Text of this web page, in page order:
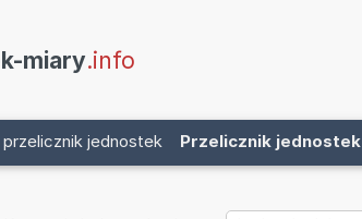
miary.info
przelicznik jednostek Przelicznik jednostek